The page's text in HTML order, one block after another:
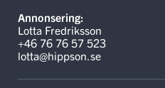
Annonsering:
Lotta Fredriksson
+46 76 76 57 523
lotta@hippson.se